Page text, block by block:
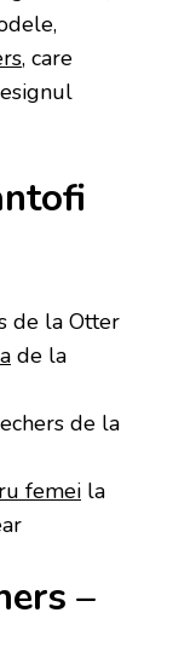
, care
de la Otter
de la
de la
femei la
–